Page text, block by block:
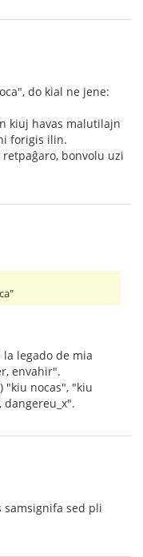
do kial ne jene:
kiuj havas malutilajn
forigis ilin.
bonvolu uzi
legado de mia
envahir".
"kiu nocas", "kiu
samsignifa sed pli